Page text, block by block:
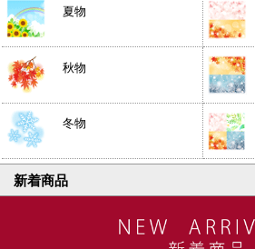
夏物
秋物
冬物
新着商品